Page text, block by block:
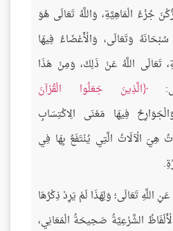
جُزْءُ الْمَاهِيَّةِ، وَاللَّهُ تَعَالَى هُوَ
وَتَعَالَى، وَالْأَعْضَاءُ فِيهَا
تَعَالَى اللَّهُ عَنْ ذَلِكَ، وَمِنْ هَذَا
الَّذِينَ جَعَلُوا الْقُرْآنَ
وَالْجَوَارِحُ فِيهَا مَعْنَى الِاكْتِسَابِ
هِيَ الْآلَاتُ الَّتِي يُنْتَفَعُ بِهَا فِي
اللَّهِ تَعَالَى؛ وَلِهَذَا لَمْ يَرِدْ ذِكْرُهَا
الشَّرْعِيَّةُ صَحِيحَةُ الْمَعَانِي،